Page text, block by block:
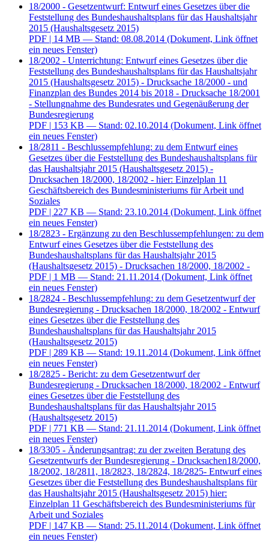
18/2000 - Gesetzentwurf: Entwurf eines Gesetzes über die
Feststellung des Bundeshaushaltsplans für das Haushaltsjahr
2015 (Haushaltsgesetz 2015)
PDF | 14 MB — Stand: 08.08.2014 (Dokument, Link öffnet
ein neues Fenster)
18/2002 - Unterrichtung: Entwurf eines Gesetzes über die
Feststellung des Bundeshaushaltsplans für das Haushaltsjahr
2015 (Haushaltsgesetz 2015) - Drucksache 18/2000 - und
Finanzplan des Bundes 2014 bis 2018 - Drucksache 18/2001
- Stellungnahme des Bundesrates und Gegenäußerung der
Bundesregierung
PDF | 153 KB — Stand: 02.10.2014 (Dokument, Link öffnet
ein neues Fenster)
18/2811 - Beschlussempfehlung: zu dem Entwurf eines
Gesetzes über die Feststellung des Bundeshaushaltsplans für
das Haushaltsjahr 2015 (Haushaltsgesetz 2015) -
Drucksachen 18/2000, 18/2002 - hier: Einzelplan 11
Geschäftsbereich des Bundesministeriums für Arbeit und
Soziales
PDF | 227 KB — Stand: 23.10.2014 (Dokument, Link öffnet
ein neues Fenster)
18/2823 - Ergänzung zu den Beschlussempfehlungen: zu dem
Entwurf eines Gesetzes über die Feststellung des
Bundeshaushaltsplans für das Haushaltsjahr 2015
(Haushaltsgesetz 2015) - Drucksachen 18/2000, 18/2002 -
PDF | 1 MB — Stand: 21.11.2014 (Dokument, Link öffnet
ein neues Fenster)
18/2824 - Beschlussempfehlung: zu dem Gesetzentwurf der
Bundesregierung - Drucksachen 18/2000, 18/2002 - Entwurf
eines Gesetzes über die Feststellung des
Bundeshaushaltsplans für das Haushaltsjahr 2015
(Haushaltsgesetz 2015)
PDF | 289 KB — Stand: 19.11.2014 (Dokument, Link öffnet
ein neues Fenster)
18/2825 - Bericht: zu dem Gesetzentwurf der
Bundesregierung - Drucksachen 18/2000, 18/2002 - Entwurf
eines Gesetzes über die Feststellung des
Bundeshaushaltsplans für das Haushaltsjahr 2015
(Haushaltsgesetz 2015)
PDF | 771 KB — Stand: 21.11.2014 (Dokument, Link öffnet
ein neues Fenster)
18/3305 - Änderungsantrag: zu der zweiten Beratung des
Gesetzentwurfs der Bundesregierung - Drucksachen18/2000,
18/2002, 18/2811, 18/2823, 18/2824, 18/2825- Entwurf eines
Gesetzes über die Feststellung des Bundeshaushaltsplans für
das Haushaltsjahr 2015 (Haushaltsgesetz 2015) hier:
Einzelplan 11 Geschäftsbereich des Bundesministeriums für
Arbeit und Soziales
PDF | 147 KB — Stand: 25.11.2014 (Dokument, Link öffnet
ein neues Fenster)